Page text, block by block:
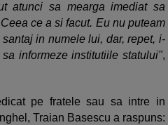
atunci sa mearga imediat sa
ce a si facut. Eu nu puteam
in numele lui, dar, repet, i-
informeze institutiile statului",
pe fratele sau sa intre in
Traian Basescu a raspuns: